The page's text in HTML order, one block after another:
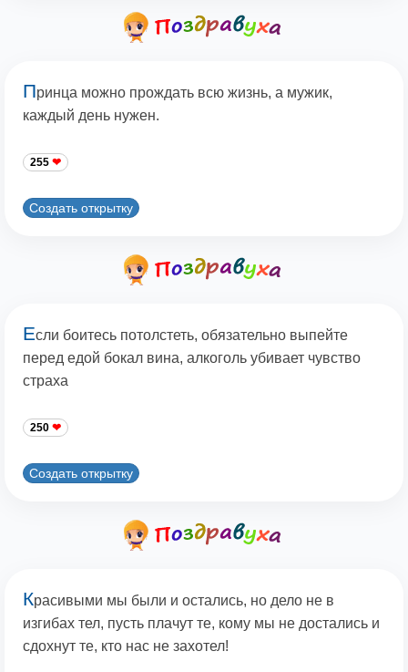
Принца можно прождать всю жизнь, а мужик,
каждый день нужен.
255
Создать открытку
Если боитесь потолстеть, обязательно выпейте
перед едой бокал вина, алкоголь убивает чувство
страха
250
Создать открытку
Красивыми мы были и остались, но дело не в
изгибах тел, пусть плачут те, кому мы не достались и
сдохнут те, кто нас не захотел!